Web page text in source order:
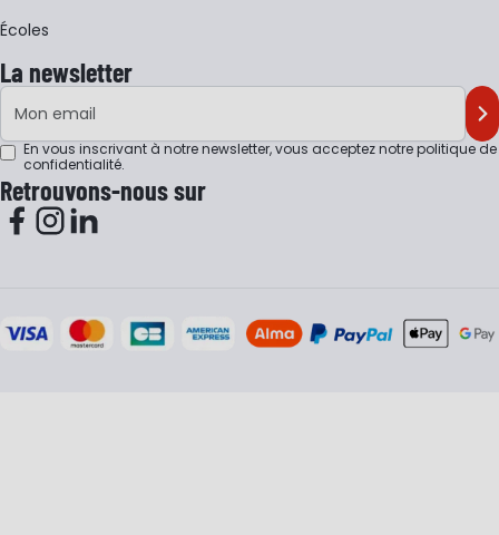
Écoles
La newsletter
Adresse e-mail
En vous inscrivant à notre newsletter, vous acceptez notrepolitique de
confidentialité.
Retrouvons-nous sur